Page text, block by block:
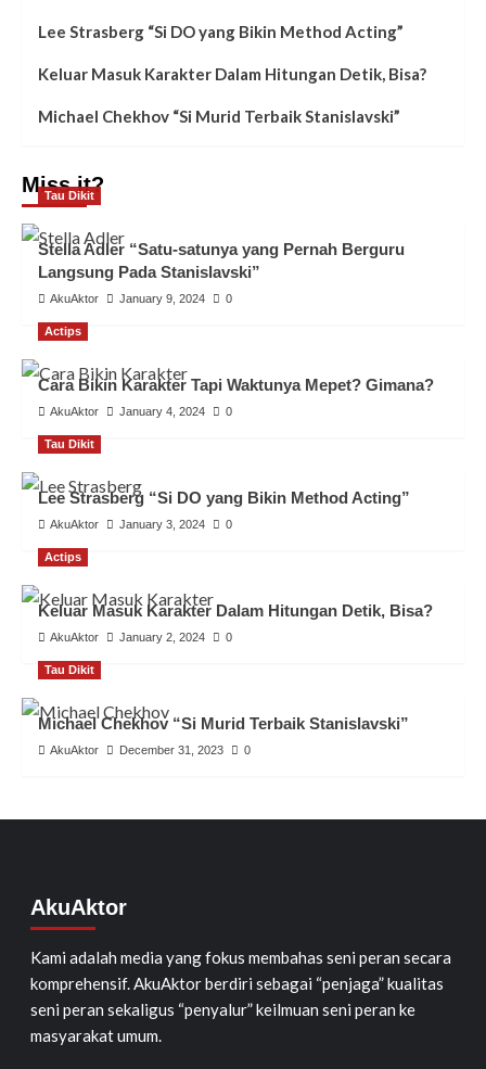
Lee Strasberg “Si DO yang Bikin Method Acting”
Keluar Masuk Karakter Dalam Hitungan Detik, Bisa?
Michael Chekhov “Si Murid Terbaik Stanislavski”
Miss it?
Tau Dikit
Stella Adler “Satu-satunya yang Pernah Berguru
Langsung Pada Stanislavski”
AkuAktor January 9, 2024 0
Actips
Cara Bikin Karakter Tapi Waktunya Mepet? Gimana?
AkuAktor January 4, 2024 0
Tau Dikit
Lee Strasberg “Si DO yang Bikin Method Acting”
AkuAktor January 3, 2024 0
Actips
Keluar Masuk Karakter Dalam Hitungan Detik, Bisa?
AkuAktor January 2, 2024 0
Tau Dikit
Michael Chekhov “Si Murid Terbaik Stanislavski”
AkuAktor December 31, 2023 0
AkuAktor
Kami adalah media yang fokus membahas seni peran secara
komprehensif. AkuAktor berdiri sebagai “penjaga” kualitas
seni peran sekaligus “penyalur” keilmuan seni peran ke
masyarakat umum.